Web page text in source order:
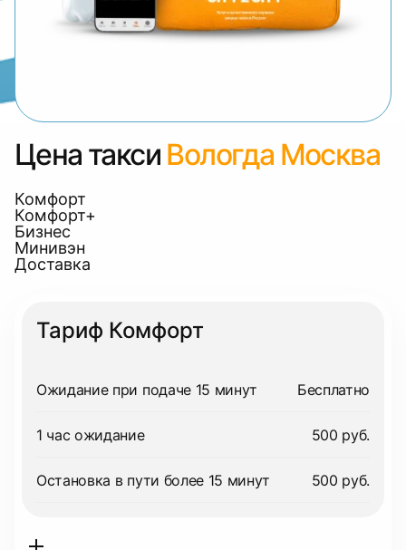
Цена такси Вологда Москва
Комфорт
Комфорт+
Бизнес
Минивэн
Доставка
Тариф Комфорт
Ожидание при подаче 15 минут Бесплатно
1 час ожидание 500 руб.
Остановка в пути более 15 минут 500 руб.